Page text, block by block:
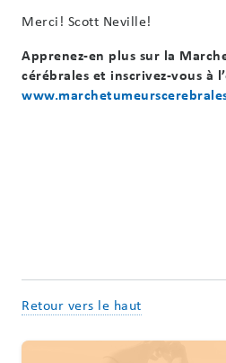
Merci! Scott Neville!
Apprenez-en plus sur la
cérébrales et inscrivez-vous à
Retour vers le haut